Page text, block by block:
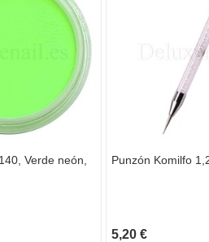
Verde neón,
Punzón Komilfo
5,20 €